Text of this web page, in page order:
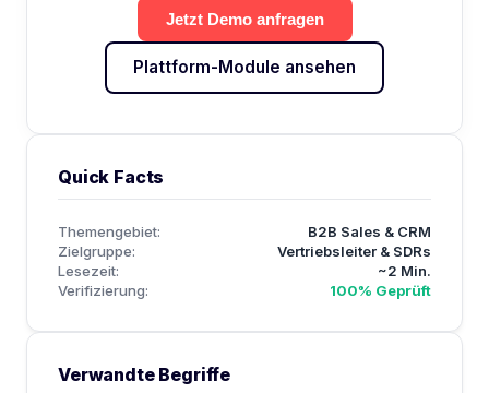
Jetzt Demo anfragen
Plattform-Module ansehen
Quick Facts
Themengebiet:
B2B Sales & CRM
Zielgruppe:
Vertriebsleiter & SDRs
Lesezeit:
~2 Min.
Verifizierung:
100% Geprüft
Verwandte Begriffe